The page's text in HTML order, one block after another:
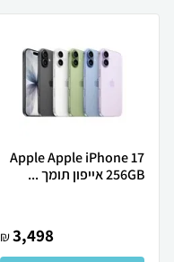
Apple Apple iPhone 17
256GB אייפון תומך ...
3,498
₪